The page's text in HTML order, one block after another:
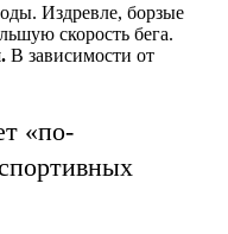
Издревле, борзые
скорость бега.
В зависимости от
«по-